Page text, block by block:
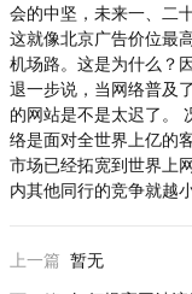
会的中坚，未来一、二
这就像北京广告价位最
机场路。这是为什么？
退一步说，当网络普及
的网站是不是太迟了。
络是面对全世界上亿的
市场已经拓宽到世界上
内其他同行的竞争就越
上一篇 暂无